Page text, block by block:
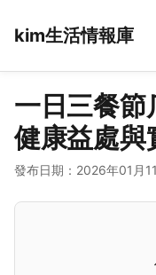
kim生活情報庫
一日三餐節
健康益處與
發布日期：2026年01月